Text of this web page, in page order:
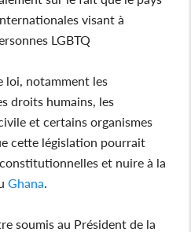
visant à
LGBTQ
loi, notamment les
droits humains, les
et certains organismes
cette législation pourrait
et nuire à la
Ghana.
soumis au Président de la